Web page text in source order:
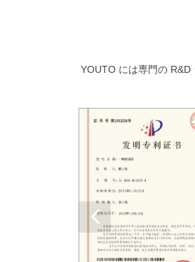
YOUTO には専門の